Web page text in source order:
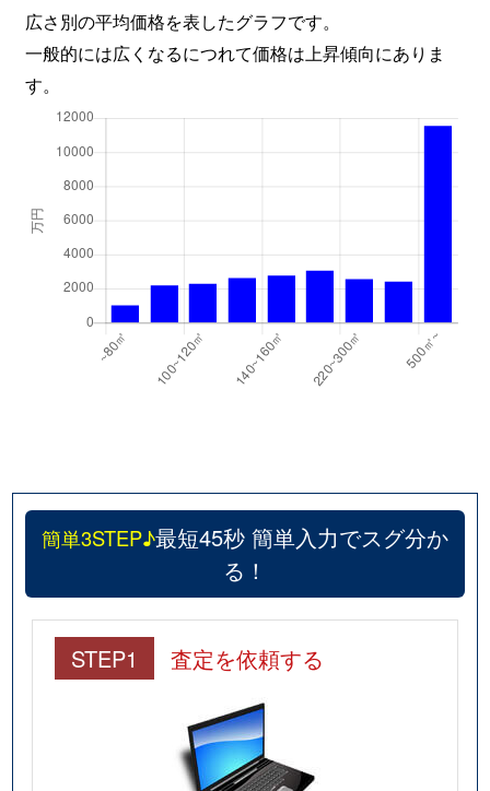
広さ別の平均価格を表したグラフです。
一般的には広くなるにつれて価格は上昇傾向にありま
す。
簡単3STEP♪最短45秒 簡単入力でスグ分か
る！
STEP1 査定を依頼する